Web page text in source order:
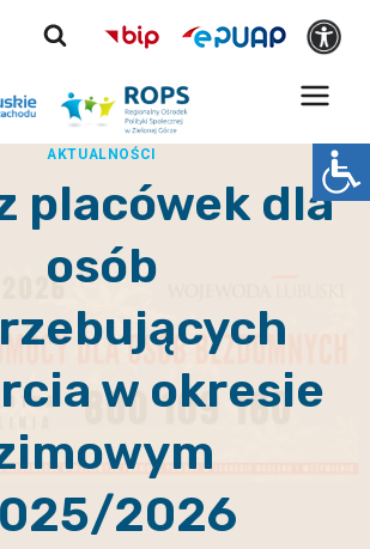
AKTUALNOŚCI
placówek dla
osób
w okresie
2026